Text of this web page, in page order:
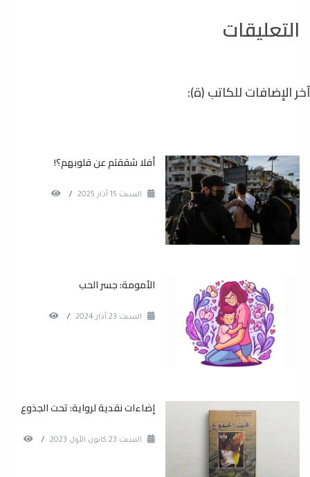
التعليقات
آخر الإضافات للكاتب (ة):
أفلا شققتم عن قلوبهم؟!
السبت 15 آذار 2025 /
الأمومة: جسر الحب
السبت 23 آذار 2024 /
إضاءات نقدية لرواية: تحت الجذوع
السبت 23 كانون الأول 2023 /